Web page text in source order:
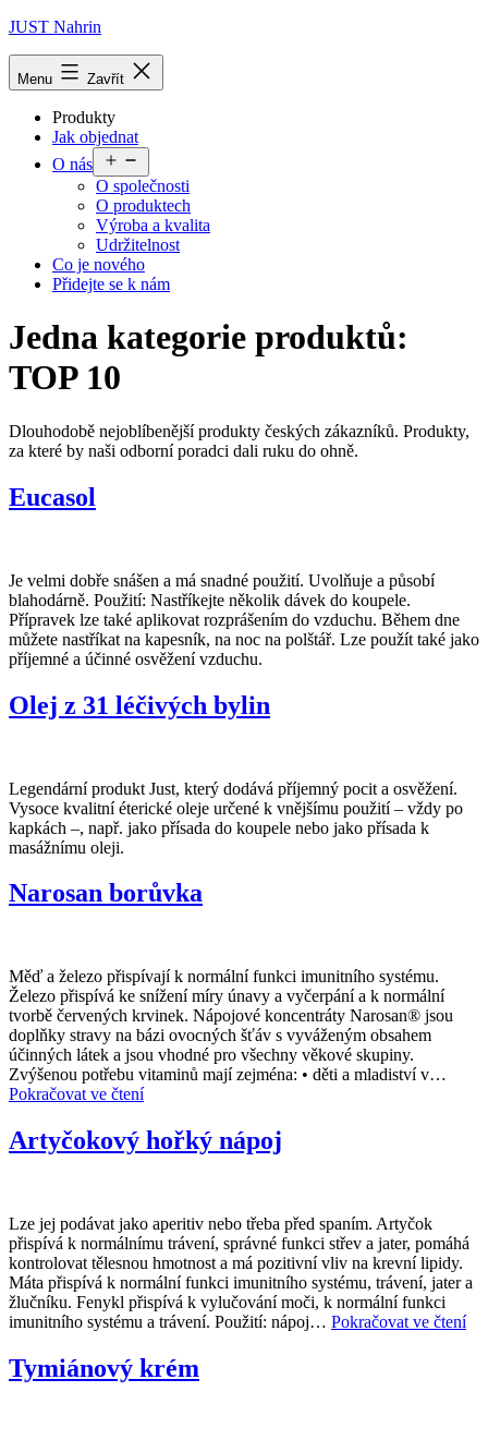
Přejít
JUST Nahrin
Menu Zavřít
Produkty
Jak objednat
O nás
menu
O společnosti
O produktech
Výroba a kvalita
Udržitelnost
Co je nového
Přidejte se k nám
Jedna kategorie produktů:
TOP 10
Dlouhodobě nejoblíbenější produkty českých zákazníků. Produkty,
za které by naši odborní poradci dali ruku do ohně.
Eucasol
Je velmi dobře snášen a má snadné použití. Uvolňuje a působí
blahodárně. Použití: Nastříkejte několik dávek do koupele.
Přípravek lze také aplikovat rozprášením do vzduchu. Během dne
můžete nastříkat na kapesník, na noc na polštář. Lze použít také jako
příjemné a účinné osvěžení vzduchu.
Olej z 31 léčivých bylin
Legendární produkt Just, který dodává příjemný pocit a osvěžení.
Vysoce kvalitní éterické oleje určené k vnějšímu použití – vždy po
kapkách –, např. jako přísada do koupele nebo jako přísada k
masážnímu oleji.
Narosan borůvka
Měď a železo přispívají k normální funkci imunitního systému.
Železo přispívá ke snížení míry únavy a vyčerpání a k normální
tvorbě červených krvinek. Nápojové koncentráty Narosan® jsou
doplňky stravy na bázi ovocných šťáv s vyváženým obsahem
účinných látek a jsou vhodné pro všechny věkové skupiny.
Zvýšenou potřebu vitaminů mají zejména: • děti a mladiství v…
Pokračovat ve čteníNarosan
Artyčokový hořký nápoj
Lze jej podávat jako aperitiv nebo třeba před spaním. Artyčok
přispívá k normálnímu trávení, správné funkci střev a jater, pomáhá
kontrolovat tělesnou hmotnost a má pozitivní vliv na krevní lipidy.
Máta přispívá k normální funkci imunitního systému, trávení, jater a
žlučníku. Fenykl přispívá k vylučování moči, k normální funkci
imunitního systému a trávení. Použití: nápoj… Pokračovat ve čtení
Tymiánový krém